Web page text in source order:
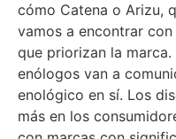
cómo Catena o Arizu,
vamos a encontrar
que priorizan la
enólogos van a
enológico en sí. Los
más en los